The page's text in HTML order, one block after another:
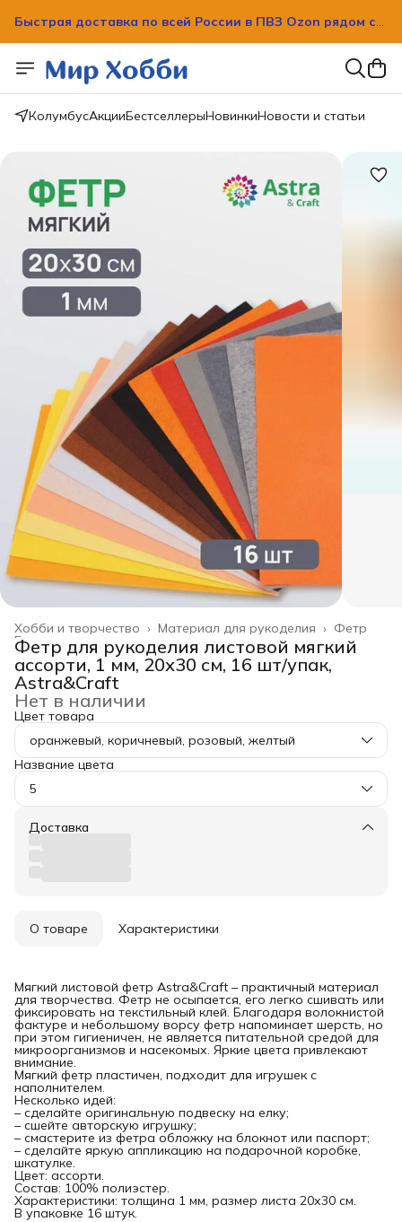
Быстрая доставка по всей России в ПВЗ Ozon рядом с
вашим домом!
Быстрая доставка по всей России в ПВЗ Ozon рядом с
вашим домом!
КолумбусАкцииБестселлерыНовинкиНовости и статьи
Фетр
Материал для рукоделия ›
Хобби и творчество ›
Главная ›
Фетр для рукоделия листовой мягкий
ассорти, 1 мм, 20х30 см, 16 шт/упак,
Astra&Craft
Нет в наличии
Цвет товара
оранжевый, коричневый, розовый, желтый
Название цвета
5
Доставка
О товаре Характеристики
Мягкий листовой фетр Astra&Craft – практичный материал
для творчества. Фетр не осыпается, его легко сшивать или
фиксировать на текстильный клей. Благодаря волокнистой
фактуре и небольшому ворсу фетр напоминает шерсть, но
при этом гигиеничен, не является питательной средой для
микроорганизмов и насекомых. Яркие цвета привлекают
внимание.
Мягкий фетр пластичен, подходит для игрушек с
наполнителем.
Несколько идей:
– сделайте оригинальную подвеску на елку;
– сшейте авторскую игрушку;
– смастерите из фетра обложку на блокнот или паспорт;
– сделайте яркую аппликацию на подарочной коробке,
шкатулке.
Цвет: ассорти.
Состав: 100% полиэстер.
Характеристики: толщина 1 мм, размер листа 20х30 см.
В упаковке 16 штук.